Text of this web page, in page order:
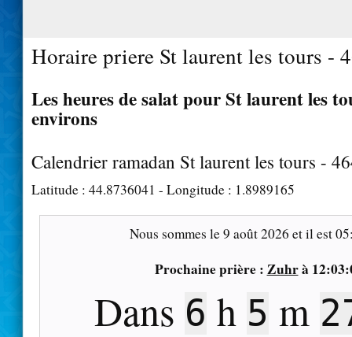
Horaire priere St laurent les tours -
Les heures de salat pour St laurent les
environs
Calendrier ramadan St laurent les tours -
Latitude : 44.8736041 - Longitude : 1.8989165
Nous sommes le9 août 2026 et il est
Prochaine prière : Zuhrà
Dans 6 h 5 m